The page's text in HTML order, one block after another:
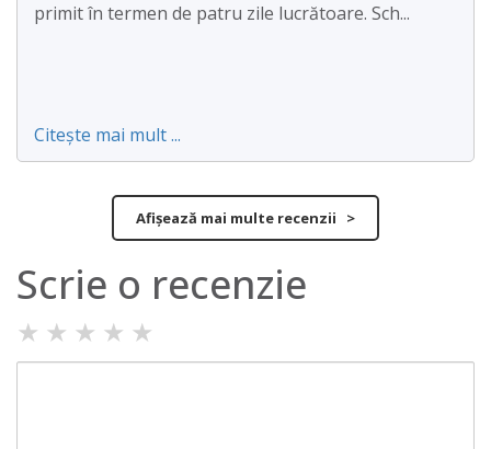
primit în termen de patru zile lucrătoare. Sch...
Citește mai mult ...
Afișează mai multe recenzii >
Scrie o recenzie
★ ★ ★ ★ ★